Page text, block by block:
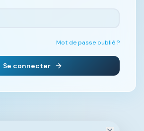
Mot de passe oublié ?
Se connecter